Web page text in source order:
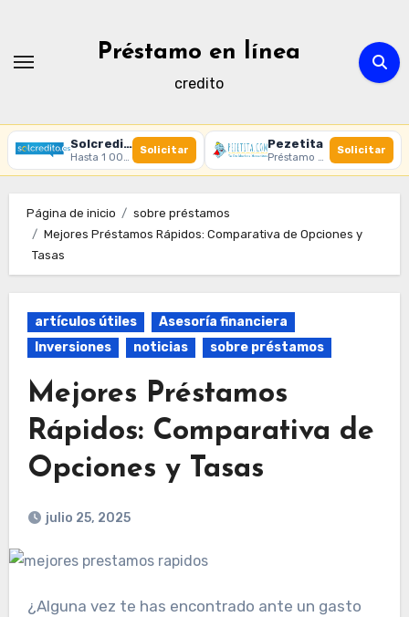
contenido
Préstamo en línea
credito
Solcredito
Hasta 1 000 € · 30 días · 100% online
Solicitar Pezetita
Préstamo online · Aprobación rápida
Solicitar
Página de inicio
sobre préstamos
Mejores Préstamos Rápidos: Comparativa de Opciones y
Tasas
artículos útiles
Asesoría financiera
Inversiones
noticias sobre préstamos
Mejores Préstamos
Rápidos: Comparativa de
Opciones y Tasas
julio 25, 2025
¿Alguna vez te has encontrado ante un gasto